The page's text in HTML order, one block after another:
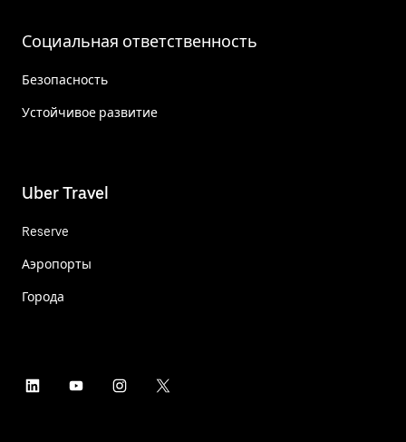
Социальная ответственность
Безопасность
Устойчивое развитие
Uber Travel
Reserve
Аэропорты
Города